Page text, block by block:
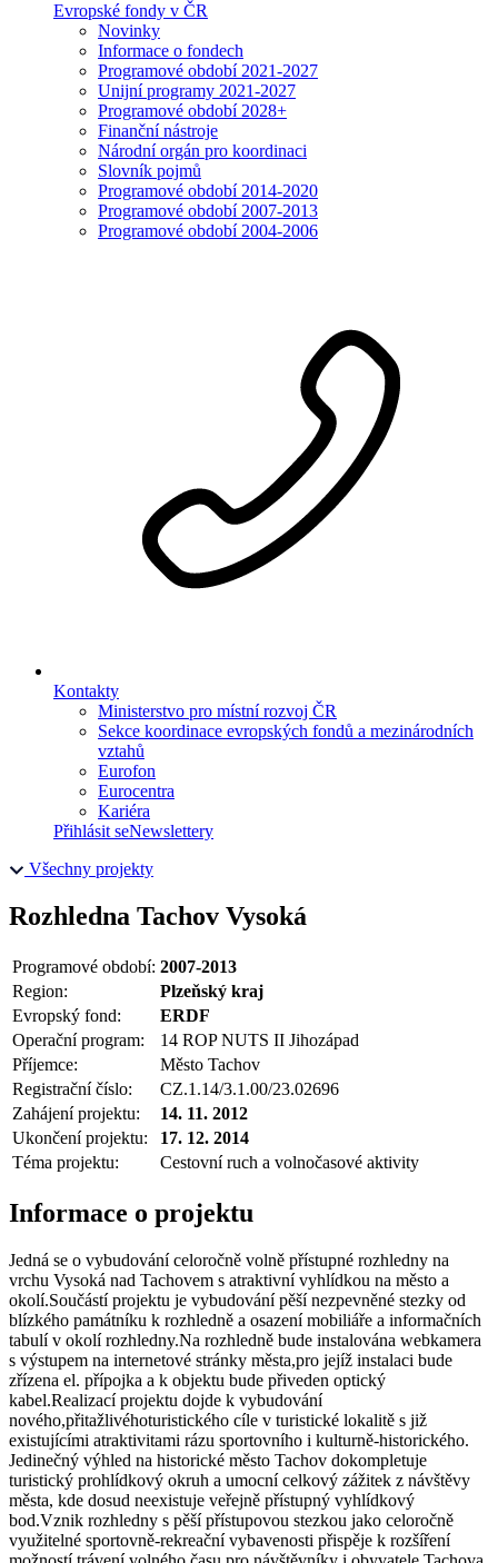
Evropské fondy v ČR
Novinky
Informace o fondech
Programové období 2021-2027
Unijní programy 2021-2027
Programové období 2028+
Finanční nástroje
Národní orgán pro koordinaci
Slovník pojmů
Programové období 2014-2020
Programové období 2007-2013
Programové období 2004-2006
Kontakty
Ministerstvo pro místní rozvoj ČR
Sekce koordinace evropských fondů a mezinárodních
vztahů
Eurofon
Eurocentra
Kariéra
Přihlásit seNewslettery
Všechny projekty
Rozhledna Tachov Vysoká
Programové období: 2007-2013
Region:
Plzeňský kraj
Evropský fond:
ERDF
Operační program:
14 ROP NUTS II Jihozápad
Příjemce:
Město Tachov
Registrační číslo:
CZ.1.14/3.1.00/23.02696
Zahájení projektu:
14. 11. 2012
Ukončení projektu:
17. 12. 2014
Téma projektu:
Cestovní ruch a volnočasové aktivity
Informace o projektu
Jedná se o vybudování celoročně volně přístupné rozhledny na
vrchu Vysoká nad Tachovem s atraktivní vyhlídkou na město a
okolí.Součástí projektu je vybudování pěší nezpevněné stezky od
blízkého památníku k rozhledně a osazení mobiliáře a informačních
tabulí v okolí rozhledny.Na rozhledně bude instalována webkamera
s výstupem na internetové stránky města,pro jejíž instalaci bude
zřízena el. přípojka a k objektu bude přiveden optický
kabel.Realizací projektu dojde k vybudování
nového,přitažlivéhoturistického cíle v turistické lokalitě s již
existujícími atraktivitami rázu sportovního i kulturně-historického.
Jedinečný výhled na historické město Tachov dokompletuje
turistický prohlídkový okruh a umocní celkový zážitek z návštěvy
města, kde dosud neexistuje veřejně přístupný vyhlídkový
bod.Vznik rozhledny s pěší přístupovou stezkou jako celoročně
využitelné sportovně-rekreační vybavenosti přispěje k rozšíření